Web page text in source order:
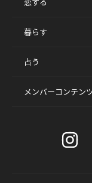
暮らす
占う
メンバーコンテン